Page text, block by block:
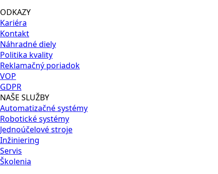
V5.2
ODKAZY
Kariéra
Kontakt
Náhradné diely
Politika kvality
Reklamačný poriadok
VOP
GDPR
NAŠE SLUŽBY
Automatizačné systémy
Robotické systémy
Jednoúčelové stroje
Inžiniering
Servis
Školenia